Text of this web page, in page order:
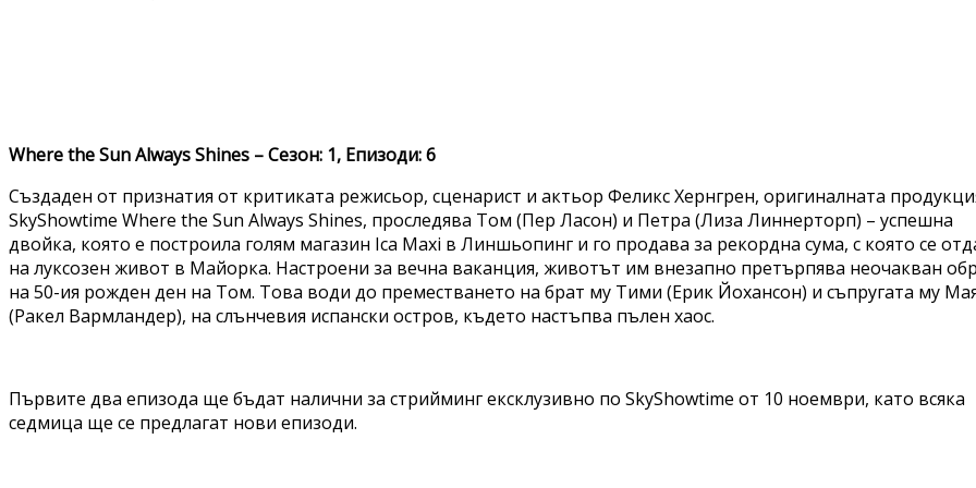
Where the Sun Always Shines – Сезон: 1, Епизоди: 6
Създаден от признатия от критиката режисьор, сценарист и актьор Феликс Хернгрен, оригиналната
SkyShowtime Where the Sun Always Shines, проследява Том (Пер Ласон) и Петра (Лиза Линнерторп) – успешна
двойка, която е построила голям магазин Ica Maxi в Линшьопинг и го продава за рекордна сума, с която се
на луксозен живот в Майорка. Настроени за вечна ваканция, животът им внезапно претърпява неочакван
на 50-ия рожден ден на Том. Това води до преместването на брат му Тими (Ерик Йохансон) и съпругата му
(Ракел Вармландер), на слънчевия испански остров, където настъпва пълен хаос.
Първите два епизода ще бъдат налични за стрийминг ексклузивно по SkyShowtime от 10 ноември, като всяка
седмица ще се предлагат нови епизоди.